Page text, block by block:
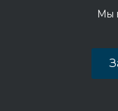
Мы